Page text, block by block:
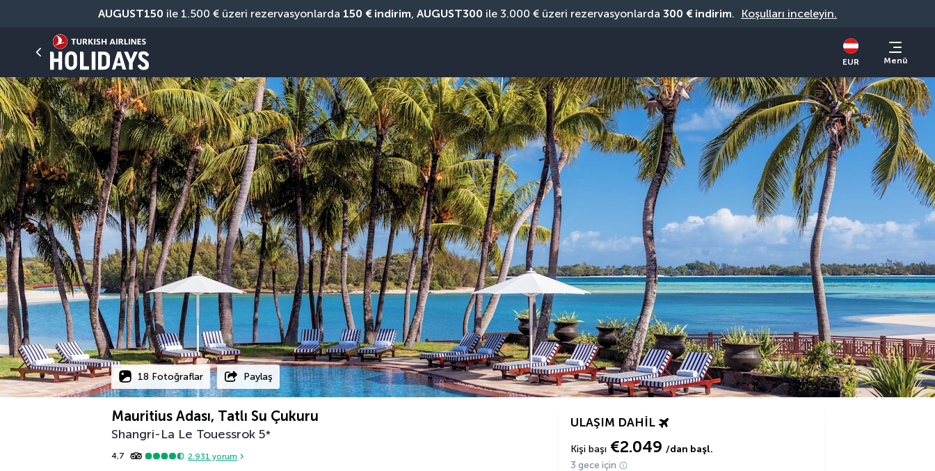
AUGUST150 ile 1.500 € üzeri rezervasyonlarda 150 € indirim, AUGUST300 ile 3.000 € üzeri rezervasyonlarda 300 € indirim. Koşulları inceleyin.
EUR Menü
18 Fotoğraflar Paylaş
Mauritius Adası, Tatlı Su Çukuru
Shangri-La Le Touessrok 5*
4,7 2.931 yorum
ULAŞIM DAHIL
Kişi başı €2.049 /dan başl.
3 gece için